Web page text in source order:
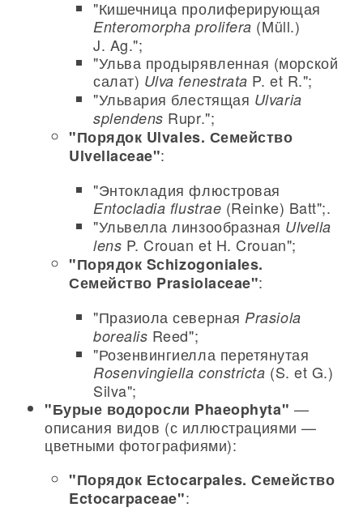
"Кишечница пролиферирующая
Enteromorpha prolifera (Müll.)
J. Ag.";
"Ульва продырявленная (морской
салат) Ulva fenestrata P. et R.";
"Ульвария блестящая Ulvaria
splendens Rupr.";
"Порядок Ulvales. Семейство
Ulvellaceae":
"Энтокладия флюстровая
Entocladia flustrae (Reinke) Batt";.
"Ульвелла линзообразная Ulvella
lens P. Crouan et H. Crouan";
"Порядок Sсhizogoniales.
Семейство Prasiolaceae":
"Празиола северная Prasiola
borealis Reed";
"Розенвингиелла перетянутая
Rosenvingiella constricta (S. et G.)
Silva";
"Бурые водоросли Phaeophyta" —
описания видов (с иллюстрациями —
цветными фотографиями):
"Порядок Есtocarpales. Семейство
Ectocarpaceae":